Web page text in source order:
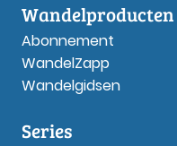
Wandelproducten
Abonnement
WandelZapp
Wandelgidsen
Series